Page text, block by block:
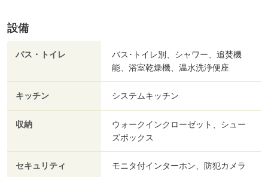
設備
バス・トイレ
バス･トイレ別、シャワー、追焚機
能、浴室乾燥機、温水洗浄便座
キッチン システムキッチン
収納
ウォークインクローゼット、シュー
ズボックス
セキュリティ モニタ付インターホン、防犯カメラ